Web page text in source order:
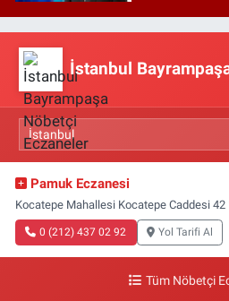
İstanbul
Pamuk Eczanesi
Kocatepe Mahallesi Kocatepe Caddesi 42
0 (212) 437 02 92 Yol Tarifi Al
Tüm Nöbetçi